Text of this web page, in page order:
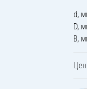
d,
D,
B,